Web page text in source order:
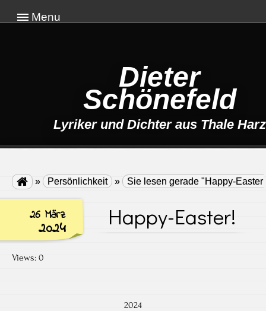
Menu
Dieter
Schönefeld
Lyriker und Dichter aus Thale Harz
 » Persönlichkeit » Sie lesen gerade "Happy-
26 März
2024 Happy-Easter!
Views: 0
2024